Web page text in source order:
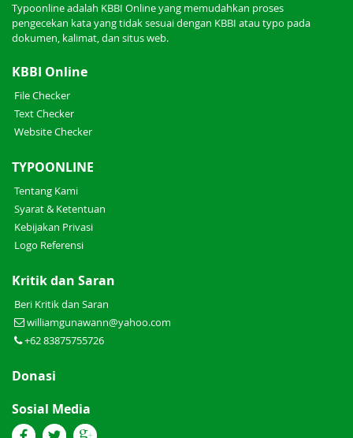
Typoonline adalah KBBI Online yang memudahkan proses
pengecekan kata yang tidak sesuai dengan KBBI atau typo pada
dokumen, kalimat, dan situs web.
KBBI Online
File Checker
Text Checker
Website Checker
TYPOONLINE
Tentang Kami
Syarat & Ketentuan
Kebijakan Privasi
Logo Referensi
Kritik dan Saran
Beri Kritik dan Saran
williamgunawann@yahoo.com
+62 83875755726
Donasi
Sosial Media